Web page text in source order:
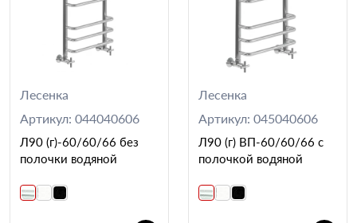
Лесенка
Артикул: 044040606
Л90 (г)-60/60/66 без
полочки водяной
Лесенка
Артикул: 045040606
Л90 (г) ВП-60/60/66 с
полочкой водяной